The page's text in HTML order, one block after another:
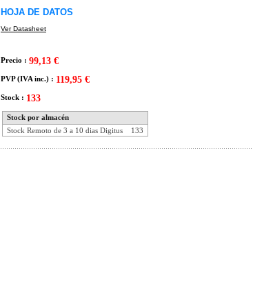
HOJA DE DATOS
Ver Datasheet
Precio : 99,13 €
PVP (IVA inc.) : 119,95 €
Stock : 133
Stock por almacén
Stock Remoto de 3 a 10 dias Digitus
133